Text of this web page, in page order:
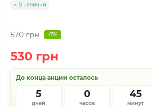
В наличии
570 грн -7%
530 грн
До конца акции осталось
5
дней
0
часов
45
минут